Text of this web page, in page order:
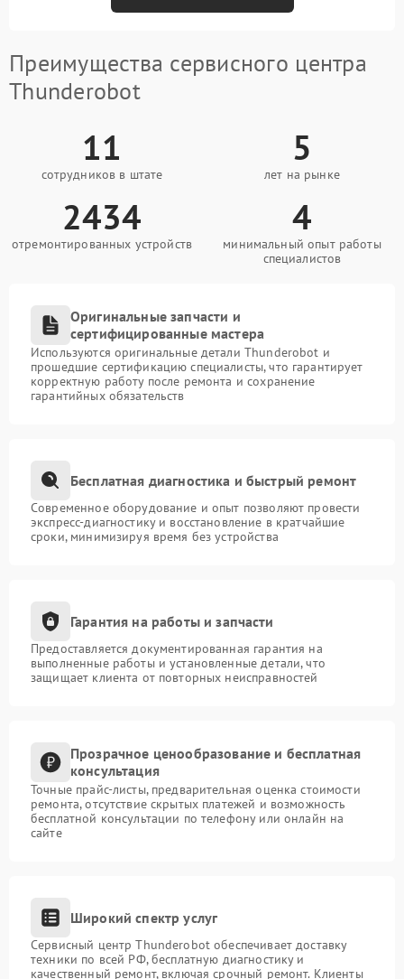
Преимущества сервисного центра
Thunderobot
11
сотрудников в штате
5
лет на рынке
2434
отремонтированных устройств
4
минимальный опыт работы
специалистов
Оригинальные запчасти и
сертифицированные мастера
Используются оригинальные детали Thunderobot и
прошедшие сертификацию специалисты, что гарантирует
корректную работу после ремонта и сохранение
гарантийных обязательств
Бесплатная диагностика и быстрый ремонт
Современное оборудование и опыт позволяют провести
экспресс-диагностику и восстановление в кратчайшие
сроки, минимизируя время без устройства
Гарантия на работы и запчасти
Предоставляется документированная гарантия на
выполненные работы и установленные детали, что
защищает клиента от повторных неисправностей
Прозрачное ценообразование и бесплатная
консультация
Точные прайс-листы, предварительная оценка стоимости
ремонта, отсутствие скрытых платежей и возможность
бесплатной консультации по телефону или онлайн на
сайте
Широкий спектр услуг
Сервисный центр Thunderobot обеспечивает доставку
техники по всей РФ, бесплатную диагностику и
качественный ремонт, включая срочный ремонт. Клиенты